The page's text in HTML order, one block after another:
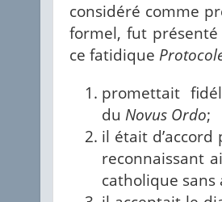
considéré comme
formel, fut
ce fatidique
promettait
du Novus Ordo;
il était
reconnaissant
catholique sans